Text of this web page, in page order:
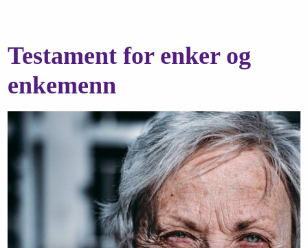
Testament for enker og
enkemenn